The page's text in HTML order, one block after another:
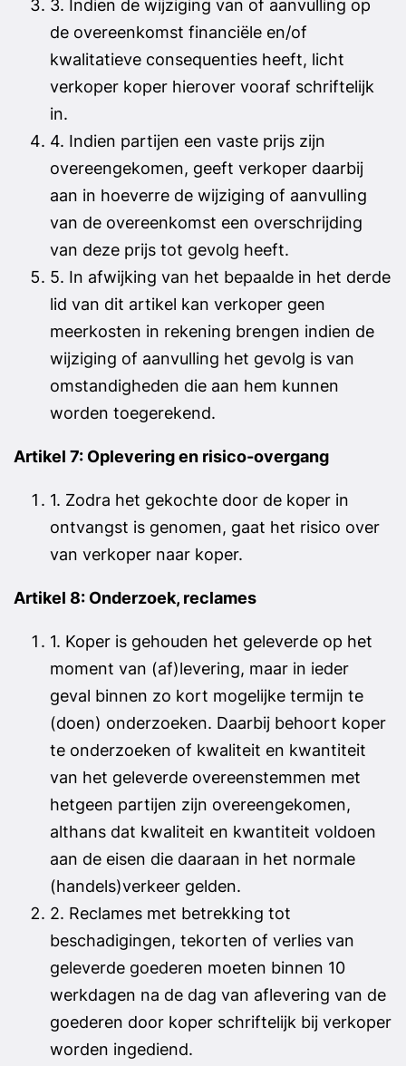
3. Indien de wijziging van of aanvulling op
de overeenkomst financiële en/of
kwalitatieve consequenties heeft, licht
verkoper koper hierover vooraf schriftelijk
in.
4. Indien partijen een vaste prijs zijn
overeengekomen, geeft verkoper daarbij
aan in hoeverre de wijziging of aanvulling
van de overeenkomst een overschrijding
van deze prijs tot gevolg heeft.
5. In afwijking van het bepaalde in het derde
lid van dit artikel kan verkoper geen
meerkosten in rekening brengen indien de
wijziging of aanvulling het gevolg is van
omstandigheden die aan hem kunnen
worden toegerekend.
Artikel 7: Oplevering en risico-overgang
1. Zodra het gekochte door de koper in
ontvangst is genomen, gaat het risico over
van verkoper naar koper.
Artikel 8: Onderzoek, reclames
1. Koper is gehouden het geleverde op het
moment van (af)levering, maar in ieder
geval binnen zo kort mogelijke termijn te
(doen) onderzoeken. Daarbij behoort koper
te onderzoeken of kwaliteit en kwantiteit
van het geleverde overeenstemmen met
hetgeen partijen zijn overeengekomen,
althans dat kwaliteit en kwantiteit voldoen
aan de eisen die daaraan in het normale
(handels)verkeer gelden.
2. Reclames met betrekking tot
beschadigingen, tekorten of verlies van
geleverde goederen moeten binnen 10
werkdagen na de dag van aflevering van de
goederen door koper schriftelijk bij verkoper
worden ingediend.